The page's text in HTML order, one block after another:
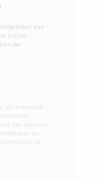
von
SciCan
der